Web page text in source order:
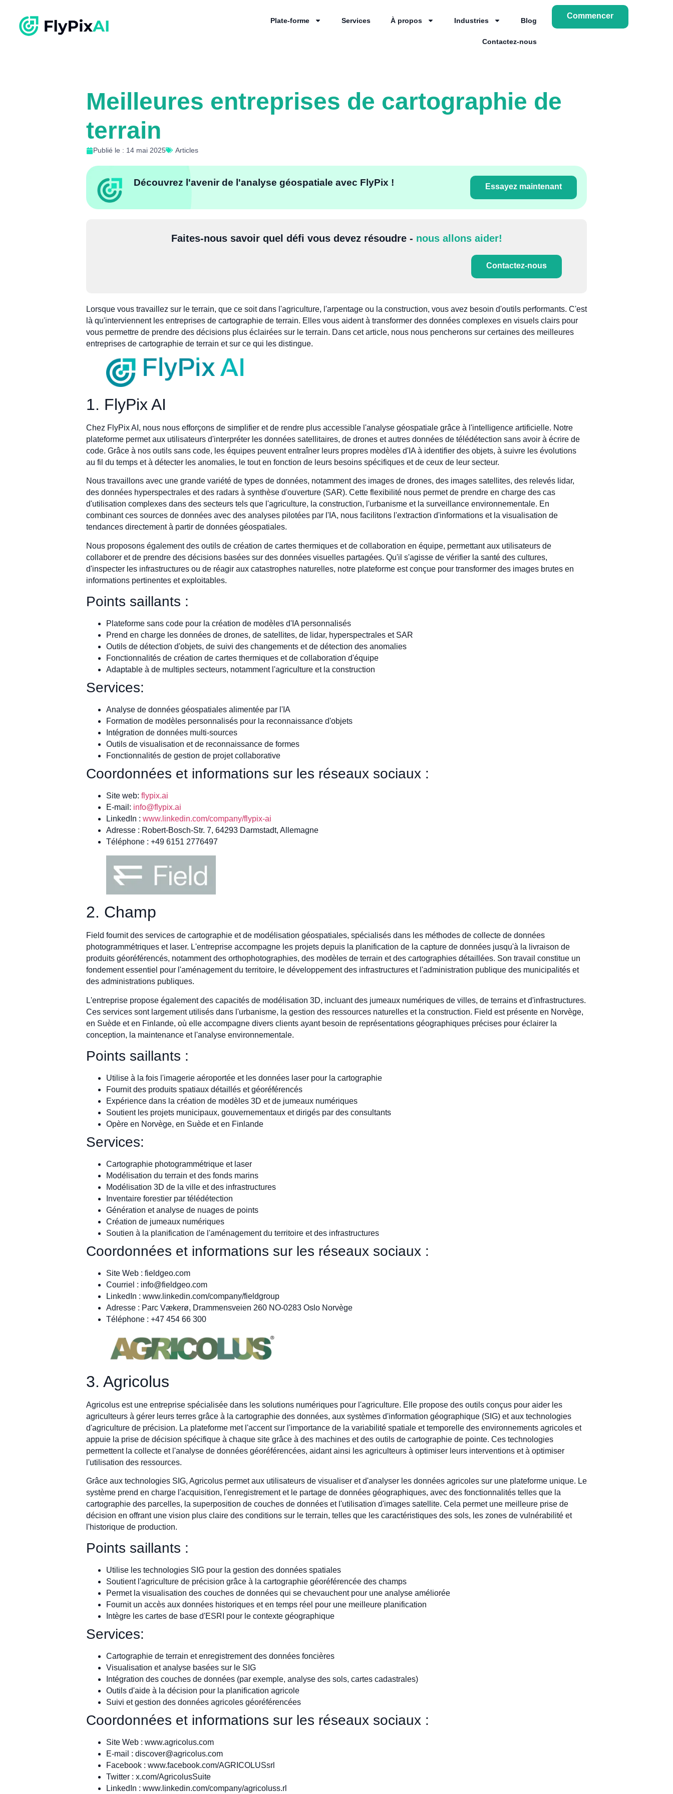
Plate-forme Services À propos Industries Blog
Contactez-nous
Commencer
Meilleures entreprises de cartographie de
terrain
Publié le : 14 mai 2025 Articles
Découvrez l'avenir de l'analyse géospatiale avec FlyPix ! Essayez maintenant
Faites-nous savoir quel défi vous devez résoudre - nous allons aider!
Contactez-nous
Lorsque vous travaillez sur le terrain, que ce soit dans l'agriculture, l'arpentage ou la construction, vous avez besoin d'outils performants. C'est
là qu'interviennent les entreprises de cartographie de terrain. Elles vous aident à transformer des données complexes en visuels clairs pour
vous permettre de prendre des décisions plus éclairées sur le terrain. Dans cet article, nous nous pencherons sur certaines des meilleures
entreprises de cartographie de terrain et sur ce qui les distingue.
1. FlyPix AI
Chez FlyPix AI, nous nous efforçons de simplifier et de rendre plus accessible l'analyse géospatiale grâce à l'intelligence artificielle. Notre
plateforme permet aux utilisateurs d'interpréter les données satellitaires, de drones et autres données de télédétection sans avoir à écrire de
code. Grâce à nos outils sans code, les équipes peuvent entraîner leurs propres modèles d'IA à identifier des objets, à suivre les évolutions
au fil du temps et à détecter les anomalies, le tout en fonction de leurs besoins spécifiques et de ceux de leur secteur.
Nous travaillons avec une grande variété de types de données, notamment des images de drones, des images satellites, des relevés lidar,
des données hyperspectrales et des radars à synthèse d'ouverture (SAR). Cette flexibilité nous permet de prendre en charge des cas
d'utilisation complexes dans des secteurs tels que l'agriculture, la construction, l'urbanisme et la surveillance environnementale. En
combinant ces sources de données avec des analyses pilotées par l'IA, nous facilitons l'extraction d'informations et la visualisation de
tendances directement à partir de données géospatiales.
Nous proposons également des outils de création de cartes thermiques et de collaboration en équipe, permettant aux utilisateurs de
collaborer et de prendre des décisions basées sur des données visuelles partagées. Qu'il s'agisse de vérifier la santé des cultures,
d'inspecter les infrastructures ou de réagir aux catastrophes naturelles, notre plateforme est conçue pour transformer des images brutes en
informations pertinentes et exploitables.
Points saillants :
Plateforme sans code pour la création de modèles d'IA personnalisés
Prend en charge les données de drones, de satellites, de lidar, hyperspectrales et SAR
Outils de détection d'objets, de suivi des changements et de détection des anomalies
Fonctionnalités de création de cartes thermiques et de collaboration d'équipe
Adaptable à de multiples secteurs, notamment l'agriculture et la construction
Services:
Analyse de données géospatiales alimentée par l'IA
Formation de modèles personnalisés pour la reconnaissance d'objets
Intégration de données multi-sources
Outils de visualisation et de reconnaissance de formes
Fonctionnalités de gestion de projet collaborative
Coordonnées et informations sur les réseaux sociaux :
Site web: flypix.ai
E-mail: info@flypix.ai
LinkedIn : www.linkedin.com/company/flypix-ai
Adresse : Robert-Bosch-Str. 7, 64293 Darmstadt, Allemagne
Téléphone : +49 6151 2776497
2. Champ
Field fournit des services de cartographie et de modélisation géospatiales, spécialisés dans les méthodes de collecte de données
photogrammétriques et laser. L'entreprise accompagne les projets depuis la planification de la capture de données jusqu'à la livraison de
produits géoréférencés, notamment des orthophotographies, des modèles de terrain et des cartographies détaillées. Son travail constitue un
fondement essentiel pour l'aménagement du territoire, le développement des infrastructures et l'administration publique des municipalités et
des administrations publiques.
L'entreprise propose également des capacités de modélisation 3D, incluant des jumeaux numériques de villes, de terrains et d'infrastructures.
Ces services sont largement utilisés dans l'urbanisme, la gestion des ressources naturelles et la construction. Field est présente en Norvège,
en Suède et en Finlande, où elle accompagne divers clients ayant besoin de représentations géographiques précises pour éclairer la
conception, la maintenance et l'analyse environnementale.
Points saillants :
Utilise à la fois l'imagerie aéroportée et les données laser pour la cartographie
Fournit des produits spatiaux détaillés et géoréférencés
Expérience dans la création de modèles 3D et de jumeaux numériques
Soutient les projets municipaux, gouvernementaux et dirigés par des consultants
Opère en Norvège, en Suède et en Finlande
Services:
Cartographie photogrammétrique et laser
Modélisation du terrain et des fonds marins
Modélisation 3D de la ville et des infrastructures
Inventaire forestier par télédétection
Génération et analyse de nuages de points
Création de jumeaux numériques
Soutien à la planification de l'aménagement du territoire et des infrastructures
Coordonnées et informations sur les réseaux sociaux :
Site Web : fieldgeo.com
Courriel : info@fieldgeo.com
LinkedIn : www.linkedin.com/company/fieldgroup
Adresse : Parc Vækerø, Drammensveien 260 NO-0283 Oslo Norvège
Téléphone : +47 454 66 300
3. Agricolus
Agricolus est une entreprise spécialisée dans les solutions numériques pour l'agriculture. Elle propose des outils conçus pour aider les
agriculteurs à gérer leurs terres grâce à la cartographie des données, aux systèmes d'information géographique (SIG) et aux technologies
d'agriculture de précision. La plateforme met l'accent sur l'importance de la variabilité spatiale et temporelle des environnements agricoles et
appuie la prise de décision spécifique à chaque site grâce à des machines et des outils de cartographie de pointe. Ces technologies
permettent la collecte et l'analyse de données géoréférencées, aidant ainsi les agriculteurs à optimiser leurs interventions et à optimiser
l'utilisation des ressources.
Grâce aux technologies SIG, Agricolus permet aux utilisateurs de visualiser et d'analyser les données agricoles sur une plateforme unique. Le
système prend en charge l'acquisition, l'enregistrement et le partage de données géographiques, avec des fonctionnalités telles que la
cartographie des parcelles, la superposition de couches de données et l'utilisation d'images satellite. Cela permet une meilleure prise de
décision en offrant une vision plus claire des conditions sur le terrain, telles que les caractéristiques des sols, les zones de vulnérabilité et
l'historique de production.
Points saillants :
Utilise les technologies SIG pour la gestion des données spatiales
Soutient l'agriculture de précision grâce à la cartographie géoréférencée des champs
Permet la visualisation des couches de données qui se chevauchent pour une analyse améliorée
Fournit un accès aux données historiques et en temps réel pour une meilleure planification
Intègre les cartes de base d'ESRI pour le contexte géographique
Services:
Cartographie de terrain et enregistrement des données foncières
Visualisation et analyse basées sur le SIG
Intégration des couches de données (par exemple, analyse des sols, cartes cadastrales)
Outils d'aide à la décision pour la planification agricole
Suivi et gestion des données agricoles géoréférencées
Coordonnées et informations sur les réseaux sociaux :
Site Web : www.agricolus.com
E-mail : discover@agricolus.com
Facebook : www.facebook.com/AGRICOLUSsrl
Twitter : x.com/AgricolusSuite
LinkedIn : www.linkedin.com/company/agricoluss.rl